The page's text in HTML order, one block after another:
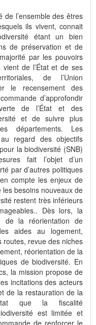
de l’ensemble des êtres
ils vivent, connait
étant un bien
de préservation et de
par les pouvoirs
vient de l’État et de ses
de l’Union
le recensement des
d’approfondir
de l’État et des
et de suivre plus
départements. Les
regard des objectifs
la biodiversité (SNB)
fait l’objet d’un
par d’autres politiques
compte les enjeux de
besoins nouveaux de
restent très inférieurs
Dès lors, la
de la réorientation de
aides au logement,
routes, revue des niches
réorientation de la
de biodiversité. En
la mission propose de
incitations des acteurs
de la restauration de la
que la fiscalité
est limitée et